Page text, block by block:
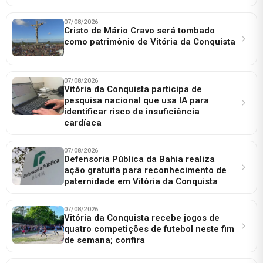
07/08/2026
Cristo de Mário Cravo será tombado
como patrimônio de Vitória da Conquista
07/08/2026
Vitória da Conquista participa de
pesquisa nacional que usa IA para
identificar risco de insuficiência
cardíaca
07/08/2026
Defensoria Pública da Bahia realiza
ação gratuita para reconhecimento de
paternidade em Vitória da Conquista
07/08/2026
Vitória da Conquista recebe jogos de
quatro competições de futebol neste fim
de semana; confira